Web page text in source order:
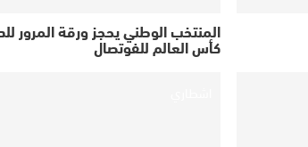
المنتخب الوطني يحجز ورقة المرور
كأس العالم للفوتصال